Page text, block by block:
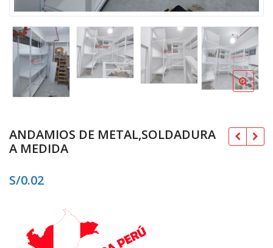
ANDAMIOS DE METAL,SOLDADURA
A MEDIDA
S/0.02